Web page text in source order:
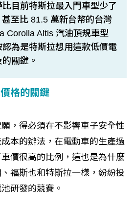
目前特斯拉最入門車型少了
至比 81.5 萬新台幣的台灣
Corolla Altis 汽油頂規車型
為是特斯拉想用這款低價電
關鍵。
格的關鍵
，得必須在不影響車子安全性
本的辦法，在電動車的生產過
價很高的比例，這也是為什麼
福斯也和特斯拉一樣，紛紛投
研發的競賽。